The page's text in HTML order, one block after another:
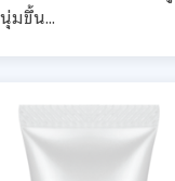
มขึ้น...